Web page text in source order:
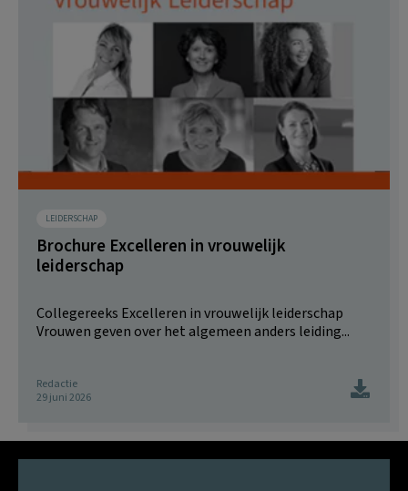
LEIDERSCHAP
Brochure Excelleren in vrouwelijk
leiderschap
Collegereeks Excelleren in vrouwelijk leiderschap
Vrouwen geven over het algemeen anders leiding...
Redactie
29 juni 2026